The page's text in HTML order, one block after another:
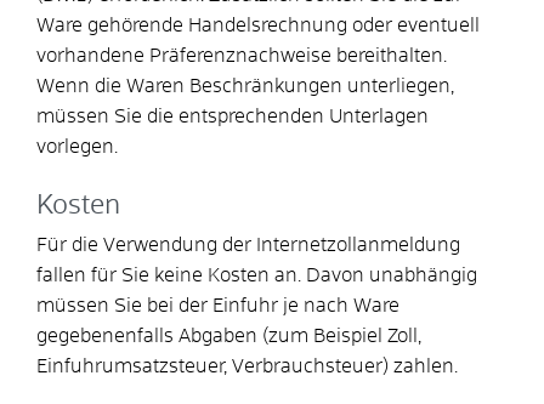
Ware gehörende Handelsrechnung oder eventuell
vorhandene Präferenznachweise bereithalten.
Wenn die Waren Beschränkungen unterliegen,
müssen Sie die entsprechenden Unterlagen
vorlegen.
Kosten
Für die Verwendung der Internetzollanmeldung
fallen für Sie keine Kosten an. Davon unabhängig
müssen Sie bei der Einfuhr je nach Ware
gegebenenfalls Abgaben (zum Beispiel Zoll,
Einfuhrumsatzsteuer, Verbrauchsteuer) zahlen.